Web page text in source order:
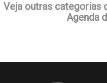
Veja outras categorias
Agenda